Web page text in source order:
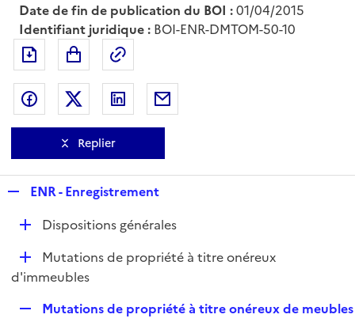
Date de fin de publication du BOI :01/04/2015
Identifiant juridique : BOI-ENR-DMTOM-50-10
Exporter le document au format pdf
Partager sur Facebook
Partager sur Twitter
Partager sur LinkedIn
Replier
p
l
i
e
r
ENR - Enregistrement
D
l
Dispositions générales
D
é
Mutations de propriété à titre onéreux
d'immeubles
Mutations de propriété à titre onéreux de meubles